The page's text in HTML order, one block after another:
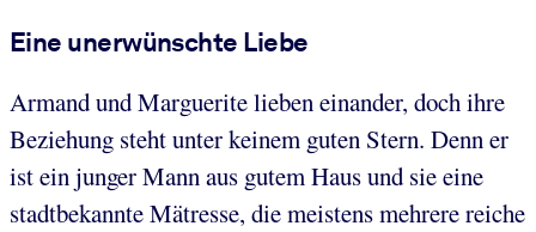
Eine unerwünschte Liebe
Armand und Marguerite lieben einander, doch ihre
Beziehung steht unter keinem guten Stern. Denn er
ist ein junger Mann aus gutem Haus und sie eine
stadtbekannte Mätresse, die meistens mehrere reiche